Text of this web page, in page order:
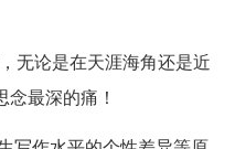
无论是在天涯海角还是近
最深的痛！